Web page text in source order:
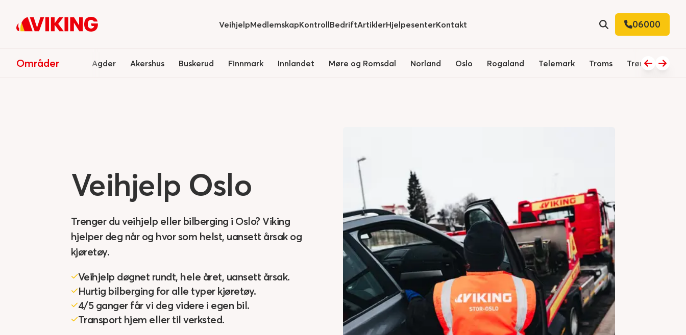
Hidesubmenu for
VeihjelpMedlemskap
Hidesubmenu for
Kontroll
Hide submenu for
Bedrift
Hidesubmenu for
Artikler
Hidesubmenu for
HjelpesenterKontakt
Søk
06000
Områder Agder Akershus Buskerud Finnmark Innlandet Møre og Romsdal Norland Oslo Rogaland Telemark Troms Trøndelag
Veihjelp Oslo
Trenger du veihjelp eller bilberging i Oslo? Viking
hjelper deg når og hvor som helst, uansett årsak og
kjøretøy.
Veihjelp døgnet rundt, hele året, uansett årsak.
Hurtig bilberging for alle typer kjøretøy.
4/5 ganger får vi deg videre i egen bil.
Transport hjem eller til verksted.